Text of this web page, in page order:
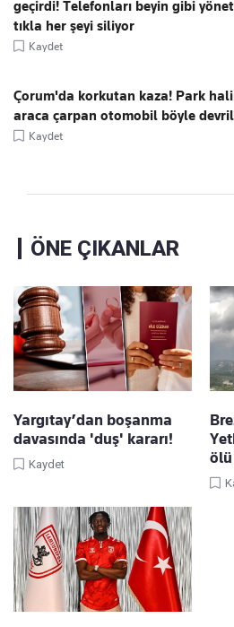
geçirdi! Telefonları beyin gibi
tıkla her şeyi siliyor
Kaydet
Çorum'da korkutan kaza! Park
araca çarpan otomobil böyle
Kaydet
ÖNE ÇIKANLAR
Yargıtay’dan boşanma
davasında 'duş' kararı!
Kaydet
ölü